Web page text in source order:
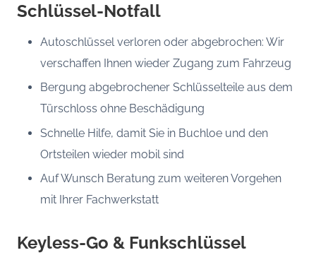
Schlüssel-Notfall
Autoschlüssel verloren oder abgebrochen: Wir
verschaffen Ihnen wieder Zugang zum Fahrzeug
Bergung abgebrochener Schlüsselteile aus dem
Türschloss ohne Beschädigung
Schnelle Hilfe, damit Sie in Buchloe und den
Ortsteilen wieder mobil sind
Auf Wunsch Beratung zum weiteren Vorgehen
mit Ihrer Fachwerkstatt
Keyless-Go & Funkschlüssel